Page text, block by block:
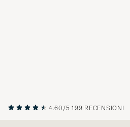
4.60/5 199 RECENSIONI